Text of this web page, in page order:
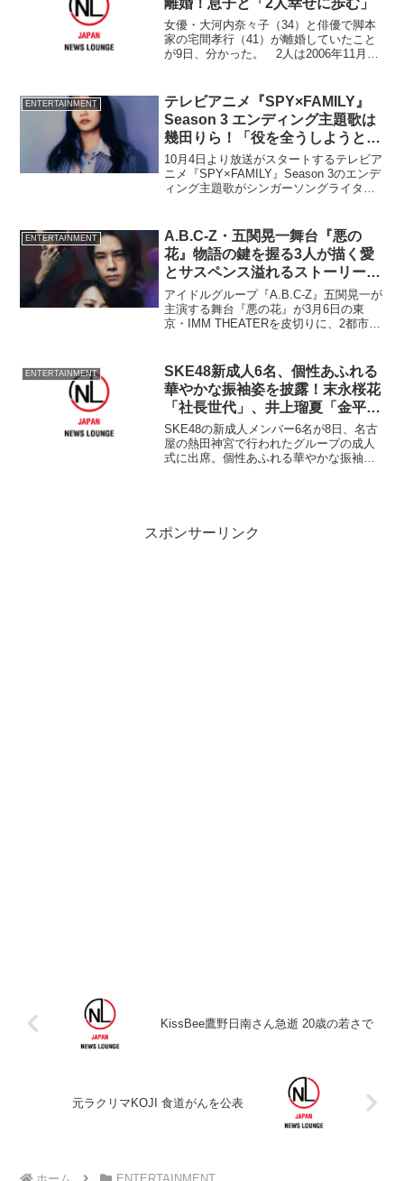
女優・大河内奈々子（34）と俳優で脚本
家の宅間孝行（41）が離婚していたこと
が9日、分かった。 2人は2006年11月に
ENTERTAINMENT
テレビアニメ『SPY×FAMILY』
Season 3 エンディング主題歌は
幾田りら！「役を全うしようとす
る心の奥には…」
10月4日より放送がスタートするテレビア
ニメ『SPY×FAMILY』Season 3のエンデ
ィング主題歌がシンガーソングライター
も活躍する幾田りらの『Actor』に決定し
た。
ENTERTAINMENT
A.B.C-Z・五関晃一舞台『悪の
花』物語の鍵を握る3人が描く愛
とサスペンス溢れるストーリー展
開を予感させるメインビジュアル
アイドルグループ『A.B.C-Z』五関晃一が
主演する舞台『悪の花』が3月6日の東
京・IMM THEATERを皮切りに、2都市18
「悪の花」を原作とした世界初の舞台化
作品。
ENTERTAINMENT
SKE48新成人6名、個性あふれる
華やかな振袖姿を披露！末永桜花
「社長世代」、井上瑠夏「金平糖
世代」その心は、「個性がある」
【全員コメント掲載】
SKE48の新成人メンバー6名が8日、名古
屋の熱田神宮で行われたグループの成⼈
式に出席。個性あふれる華やかな振袖姿
スポンサーリンク
KissBee鷹野日南さん急逝 20歳の若さで
元ラクリマKOJI 食道がんを公表